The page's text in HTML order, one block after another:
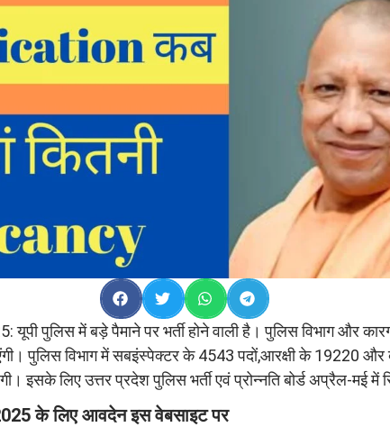
पुलिस में बड़े पैमाने पर भर्ती होने वाली है। पुलिस विभाग और
पुलिस विभाग में सबइंस्पेक्टर के 4543 पदों,आरक्षी के 19220 और
इसके लिए उत्तर प्रदेश पुलिस भर्ती एवं प्रोन्नति बोर्ड अप्रैल-मई में
के लिए आवदेन इस वेबसाइट पर